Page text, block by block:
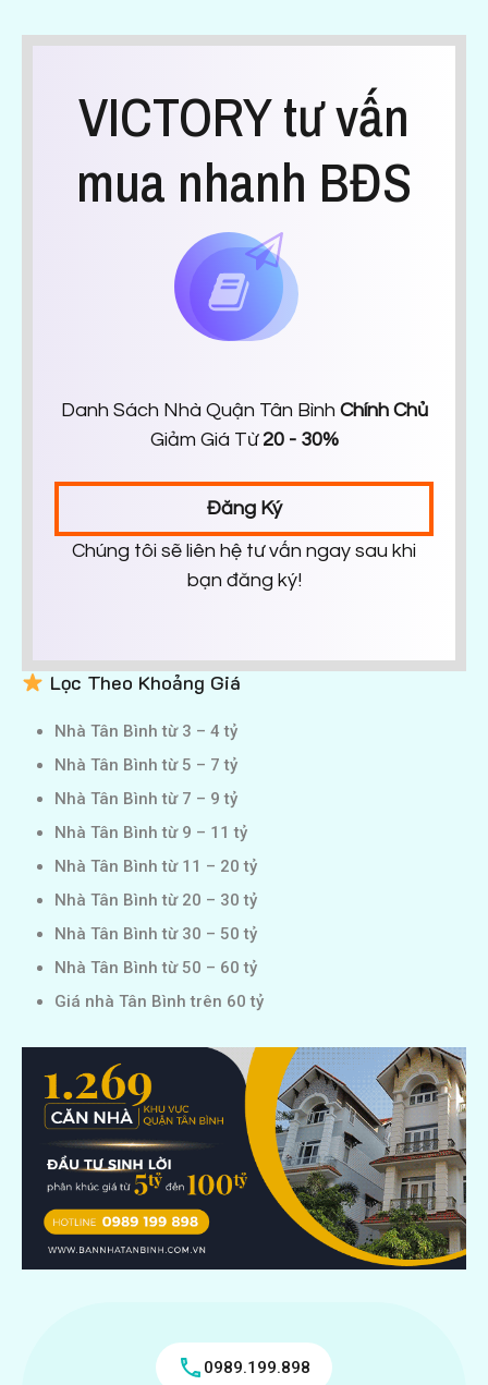
VICTORY tư vấn
mua nhanh BĐS
Danh Sách Nhà Quận Tân Bình Chính Chủ
Giảm Giá Từ 20 - 30%
Đăng Ký
Chúng tôi sẽ liên hệ tư vấn ngay sau khi
bạn đăng ký!
Lọc Theo Khoảng Giá
Nhà Tân Bình từ 3 – 4 tỷ
Nhà Tân Bình từ 5 – 7 tỷ
Nhà Tân Bình từ 7 – 9 tỷ
Nhà Tân Bình từ 9 – 11 tỷ
Nhà Tân Bình từ 11 – 20 tỷ
Nhà Tân Bình từ 20 – 30 tỷ
Nhà Tân Bình từ 30 – 50 tỷ
Nhà Tân Bình từ 50 – 60 tỷ
Giá nhà Tân Bình trên 60 tỷ
0989.199.898